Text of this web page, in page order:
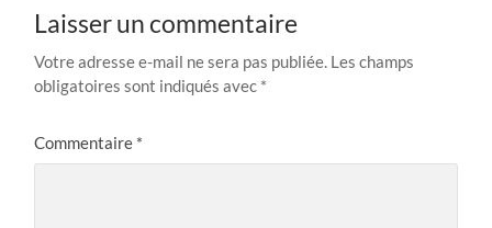
Laisser un commentaire
Votre adresse e-mail ne sera pas publiée. Les champs
obligatoires sont indiqués avec *
Commentaire *